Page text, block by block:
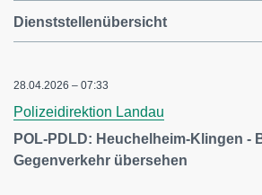
Dienststellenübersicht
28.04.2026 – 07:33
Polizeidirektion Landau
POL-PDLD: Heuchelheim-Klingen -
Gegenverkehr übersehen